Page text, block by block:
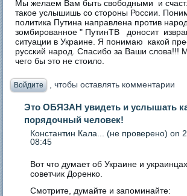
Мы желаем Вам быть свободными и
такое услышишь со стороны России.
политика Путина направлена против
зомбированное " ПутинТВ доносит
ситуации в Украине. Я понимаю какой
русский народ. Спасибо за Ваши слова!!!
чего бы это не стоило.
Войдите , чтобы оставлять комментарии
Это ОБЯЗАН увидеть и услышать
порядочный человек!
Константин Кала... (не проверено) on
08:45
Вот что думает об Украине и
советчик Доренко.
Смотрите, думайте и запоминайте: